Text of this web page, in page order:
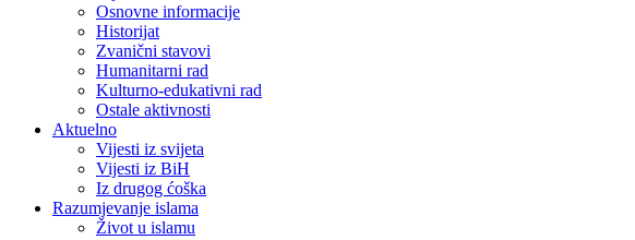
Osnovne informacije
Historijat
Zvanični stavovi
Humanitarni rad
Kulturno-edukativni rad
Ostale aktivnosti
Aktuelno
Vijesti iz svijeta
Vijesti iz BiH
Iz drugog ćoška
Razumjevanje islama
Život u islamu